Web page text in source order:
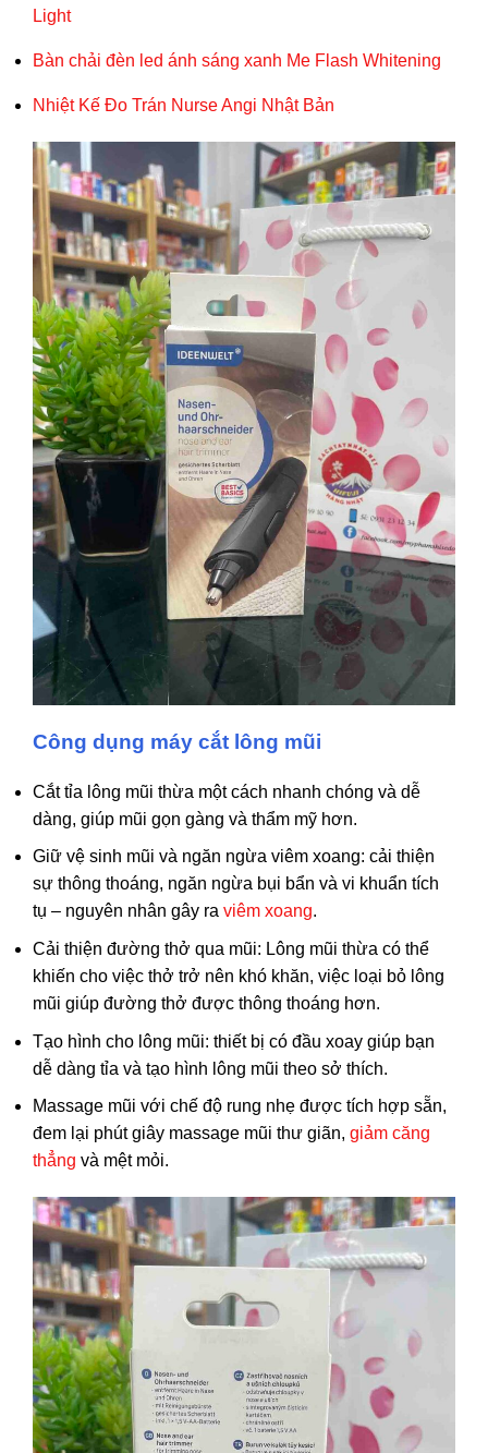
Light
Bàn chải đèn led ánh sáng xanh Me Flash Whitening
Nhiệt Kế Đo Trán Nurse Angi Nhật Bản
Công dụng máy cắt lông mũi
Cắt tỉa lông mũi thừa một cách nhanh chóng và dễ
dàng, giúp mũi gọn gàng và thẩm mỹ hơn.
Giữ vệ sinh mũi và ngăn ngừa viêm xoang: cải thiện
sự thông thoáng, ngăn ngừa bụi bẩn và vi khuẩn tích
tụ – nguyên nhân gây ra viêm xoang.
Cải thiện đường thở qua mũi: Lông mũi thừa có thể
khiến cho việc thở trở nên khó khăn, việc loại bỏ lông
mũi giúp đường thở được thông thoáng hơn.
Tạo hình cho lông mũi: thiết bị có đầu xoay giúp bạn
dễ dàng tỉa và tạo hình lông mũi theo sở thích.
Massage mũi với chế độ rung nhẹ được tích hợp sẵn,
đem lại phút giây massage mũi thư giãn, giảm căng
thẳng và mệt mỏi.